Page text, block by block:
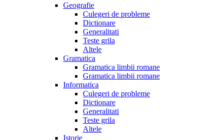
Geografie
Culegeri de probleme
Dictionare
Generalitati
Teste grila
Altele
Gramatica
Gramatica limbii romane
Gramatica limbii romane
Informatica
Culegeri de probleme
Dictionare
Generalitati
Teste grila
Altele
Istorie